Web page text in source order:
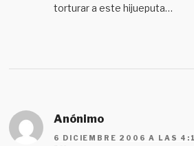
torturar a este hijueputa…
Anónimo
6 DICIEMBRE 2006 A LAS